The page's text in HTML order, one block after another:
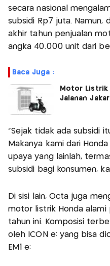
secara nasional
subsidi Rp7 juta. Namun,
akhir tahun penjualan
angka 40.000 unit dari
Baca Juga :
Motor Listrik
Jalanan
"Sejak tidak ada subsidi
Makanya kami dari
upaya yang lainlah,
subsidi bagi konsumen,
Di sisi lain, Octa juga
motor listrik Honda alami
tahun ini. Komposisi
oleh ICON e: yang bisa
EM1 e: